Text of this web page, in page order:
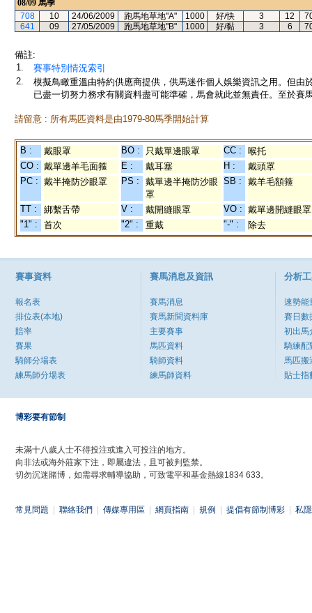
08/09 馬季
708
10 24/06/2009 跑馬地草地"A" 1000 好/快 3 12
641
09 27/05/2009 跑馬地草地"B" 1000 好/黏 3 6
備註:
1.
賽事特別情況索引
2.
模擬鳥瞰重溫由特約供應商提供，供馬迷作個人娛樂資訊之用。但
已盡一切努力務求有關資料盡可能準確，馬會就此並無責任。至於賽
請留意 : 所有馬匹資料是由1979-80馬季開始計算
B : 戴眼罩 BO : 只戴單邊眼罩 CC :
喉托
CO : 戴單邊羊毛面箍 E : 戴耳塞 H :
戴頭罩
PC : 戴半掩防沙眼罩 PS :
戴單邊半掩防沙眼
罩
SB : 戴羊毛額箍
TT : 綁繫舌帶 V : 戴開縫眼罩 VO : 戴單邊開縫眼罩
"1" :
首次 "2" : 重戴 "-" : 除去
賽事資料
報名表
排位表(本地)
賠率
賽果
騎師分場表
練馬師分場表
賽馬消息及資訊
賽馬消息
賽馬新聞資料庫
主要賽事
馬匹資料
騎師資料
練馬師資料
分析
速勢能
賽日數
初出馬
騎練配
馬匹搬
貼士指
博彩要有節制
未滿十八歲人士不得投注或進入可投注的地方。
向非法或海外莊家下注，即屬違法，且可被判監禁。
切勿沉迷賭博，如需尋求輔導協助，可致電平和基金熱線1834 633。
常見問題 聯絡我們 傳媒專用區 網頁指南 規例 提倡有節制博彩 私